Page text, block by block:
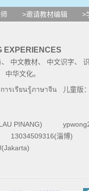
水上面。我
怎样做，才能
>邀请教材编辑 >
EXPERIENCES
、 中文教材、 中文识字、
中华文化。
การเรียนรู้ภาษาจีน 儿童版：
PINANG)
13034509316(淄博)